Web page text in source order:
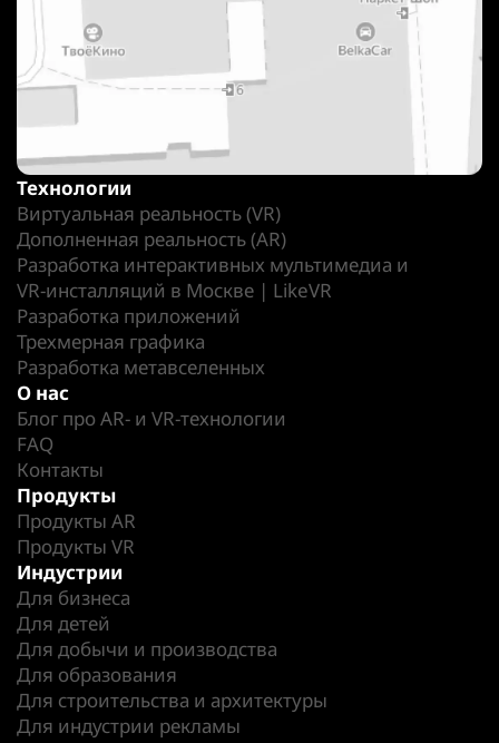
Технологии
Виртуальная реальность (VR)
Дополненная реальность (AR)
Разработка интерактивных мультимедиа и
VR-инсталляций в Москве | LikeVR
Разработка приложений
Трехмерная графика
Разработка метавселенных
О нас
Блог про AR- и VR-технологии
FAQ
Контакты
Продукты
Продукты AR
Продукты VR
Индустрии
Для бизнеса
Для детей
Для добычи и производства
Для образования
Для строительства и архитектуры
Для индустрии рекламы